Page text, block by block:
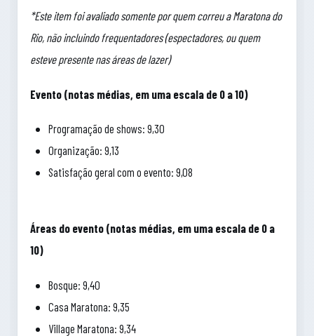
*Este item foi avaliado somente por quem correu a Maratona do
Rio, não incluindo frequentadores (espectadores, ou quem
esteve presente nas áreas de lazer)
Evento (notas médias, em uma escala de 0 a 10)
Programação de shows: 9,30
Organização: 9,13
Satisfação geral com o evento: 9,08
Áreas do evento (notas médias, em uma escala de 0 a
10)
Bosque: 9,40
Casa Maratona: 9,35
Village Maratona: 9,34